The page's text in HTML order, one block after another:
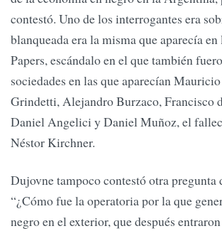
contestó. Uno de los interrogantes era
blanqueada era la misma que aparecía en
Papers, escándalo en el que también
sociedades en las que aparecían
Grindetti, Alejandro Burzaco, Francisco
Daniel Angelici y Daniel Muñoz, el
Néstor Kirchner.
Dujovne tampoco contestó otra
“¿Cómo fue la operatoria por la que
negro en el exterior, que después